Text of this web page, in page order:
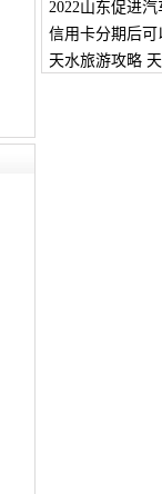
2022山东促进
信用卡分期后可
天水旅游攻略